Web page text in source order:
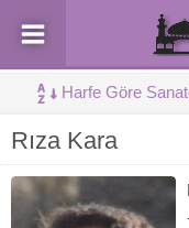
Harfe Göre
Rıza Kara